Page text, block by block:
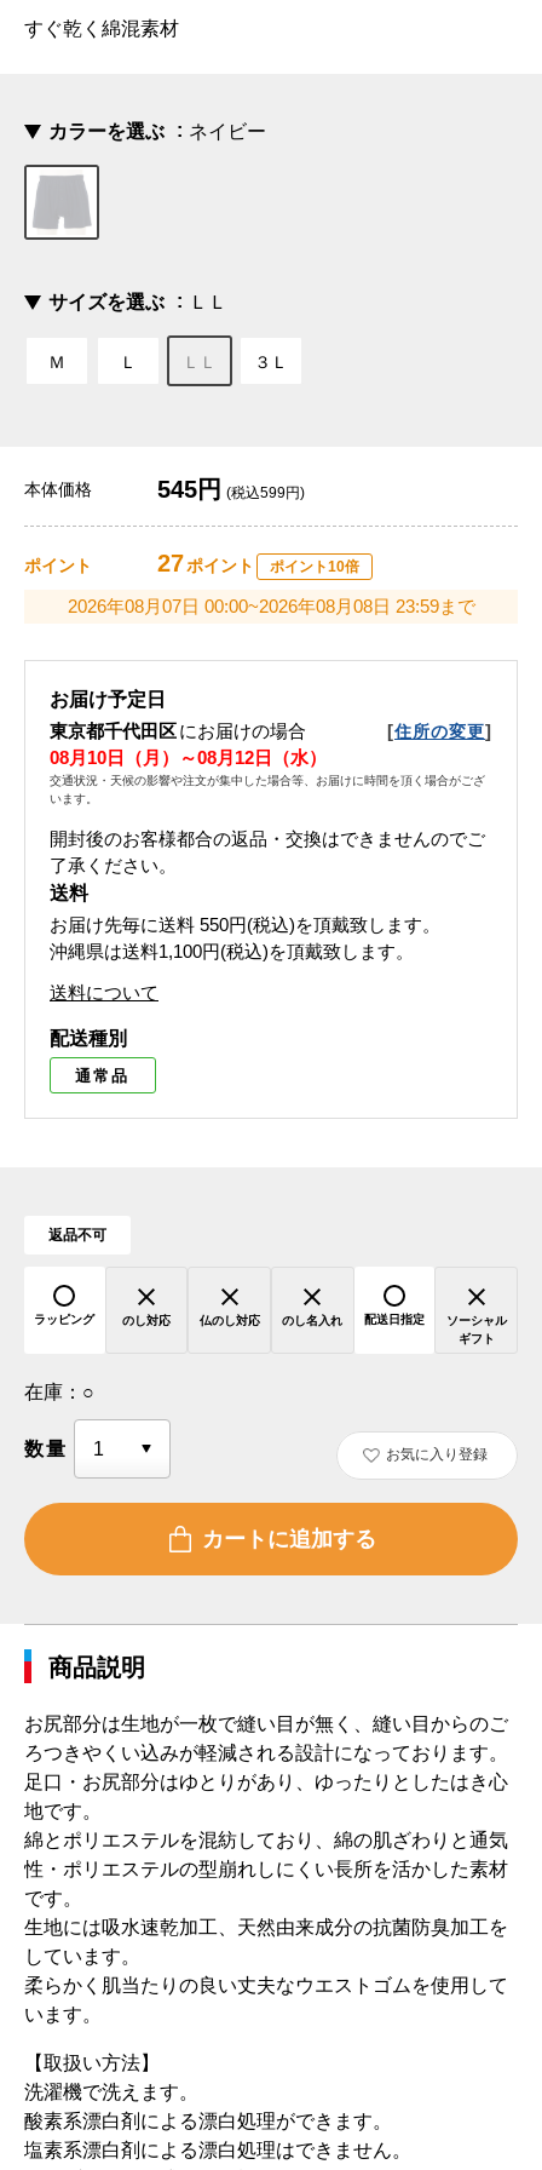
すぐ乾く綿混素材
カラーを選ぶ ネイビー
サイズを選ぶ ＬＬ
Ｍ Ｌ ＬＬ ３Ｌ
本体価格 545円 (税込599円)
ポイント 27ポイント ポイント10倍
2026年08月07日 00:00~2026年08月08日 23:59まで
お届け予定日
東京都千代田区にお届けの場合 [住所の変更]
08月10日（月）～08月12日（水）
交通状況・天候の影響や注文が集中した場合等、お届けに時間を頂く場合がござ
います。
開封後のお客様都合の返品・交換はできませんのでご
了承ください。
送料
お届け先毎に送料 550円(税込)を頂戴致します。
沖縄県は送料1,100円(税込)を頂戴致します。
送料について
配送種別
通常品
返品不可
ラッピング のし対応 仏のし対応 のし名入れ 配送日指定
ソーシャル
ギフト
在庫： ○
数量 お気に入り登録
商品説明
お尻部分は生地が一枚で縫い目が無く、縫い目からのご
ろつきやくい込みが軽減される設計になっております。
足口・お尻部分はゆとりがあり、ゆったりとしたはき心
地です。
綿とポリエステルを混紡しており、綿の肌ざわりと通気
性・ポリエステルの型崩れしにくい長所を活かした素材
です。
生地には吸水速乾加工、天然由来成分の抗菌防臭加工を
しています。
柔らかく肌当たりの良い丈夫なウエストゴムを使用して
います。
【取扱い方法】
洗濯機で洗えます。
酸素系漂白剤による漂白処理ができます。
塩素系漂白剤による漂白処理はできません。